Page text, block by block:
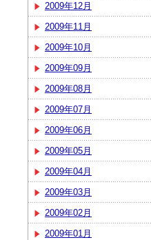
2009年12月
2009年11月
2009年10月
2009年09月
2009年08月
2009年07月
2009年06月
2009年05月
2009年04月
2009年03月
2009年02月
2009年01月